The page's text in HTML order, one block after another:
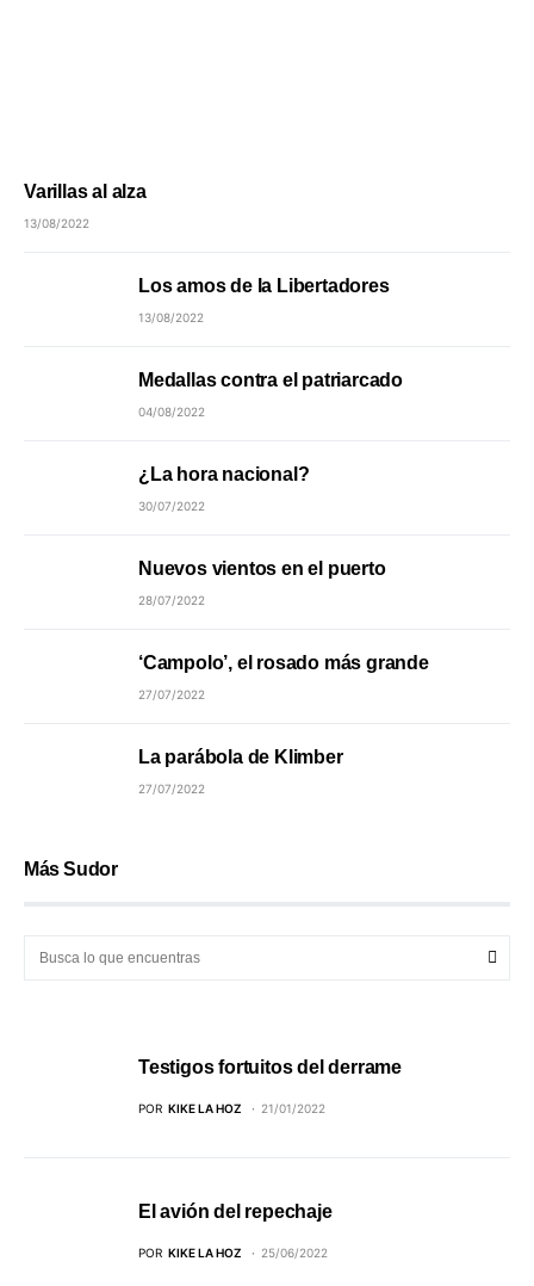
Varillas al alza
13/08/2022
Los amos de la Libertadores
13/08/2022
Medallas contra el patriarcado
04/08/2022
¿La hora nacional?
30/07/2022
Nuevos vientos en el puerto
28/07/2022
‘Campolo’, el rosado más grande
27/07/2022
La parábola de Klimber
27/07/2022
Más Sudor
Testigos fortuitos del derrame
POR KIKE LA HOZ 21/01/2022
El avión del repechaje
POR KIKE LA HOZ 25/06/2022